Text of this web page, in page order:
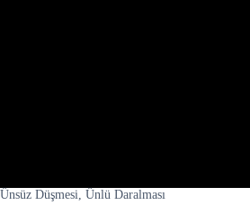
Ünsüz Düşmesi, Ünlü Daralması